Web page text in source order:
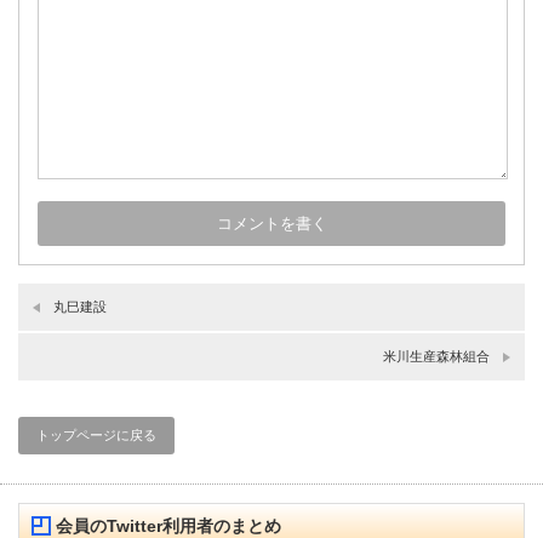
丸巳建設
米川生産森林組合
トップページに戻る
会員のTwitter利用者のまとめ